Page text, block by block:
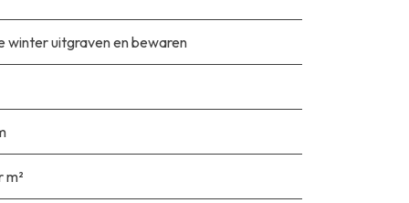
winter uitgraven en bewaren
m²